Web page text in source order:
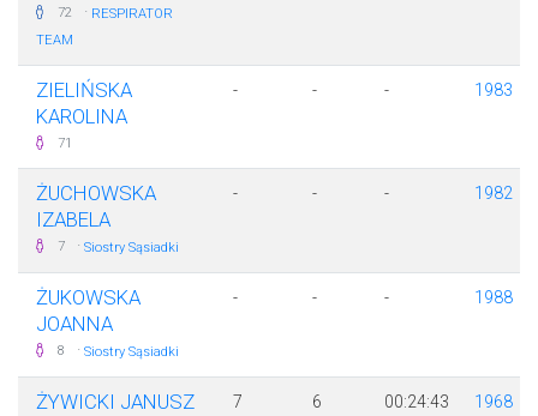
72 · RESPIRATOR
TEAM
ZIELIŃSKA
KAROLINA
71
- - - 1983
ŻUCHOWSKA
IZABELA
7 · Siostry Sąsiadki
- - - 1982
ŻUKOWSKA
JOANNA
8 · Siostry Sąsiadki
- - - 1988
ŻYWICKI JANUSZ 7 6 00:24:43 1968